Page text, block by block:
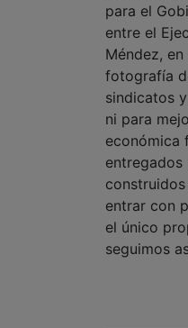
para el
entre el
Méndez,
fotografía
sindicatos
ni para
económica
entregados
entrar con
el único
seguimos